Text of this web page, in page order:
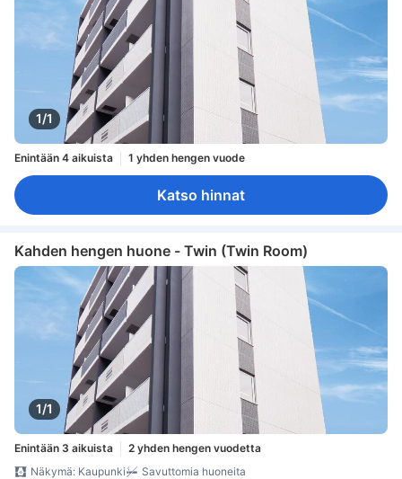
1/1
Enintään 4 aikuista 1 yhden hengen vuode
Katso hinnat
Kahden hengen huone - Twin (Twin Room)
1/1
Enintään 3 aikuista
2 yhden hengen vuodetta
Näkymä: Kaupunki
Savuttomia huoneita